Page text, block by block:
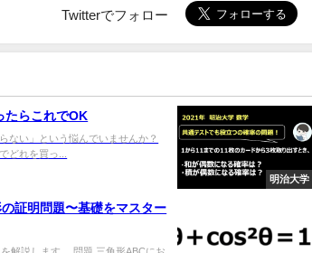
Twitterでフォロー
たらこれでOK
ない」という悩んでいませんか？
どれを買っ...
明治大学
証明問題〜基礎をマスター